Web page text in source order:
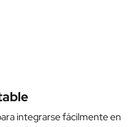
integrarse fácilmente en